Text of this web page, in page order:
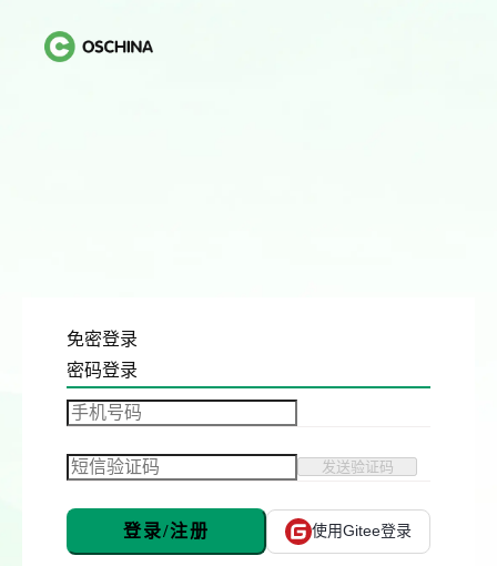
免密登录
密码登录
发送验证码
登录/注册 使用Gitee登录